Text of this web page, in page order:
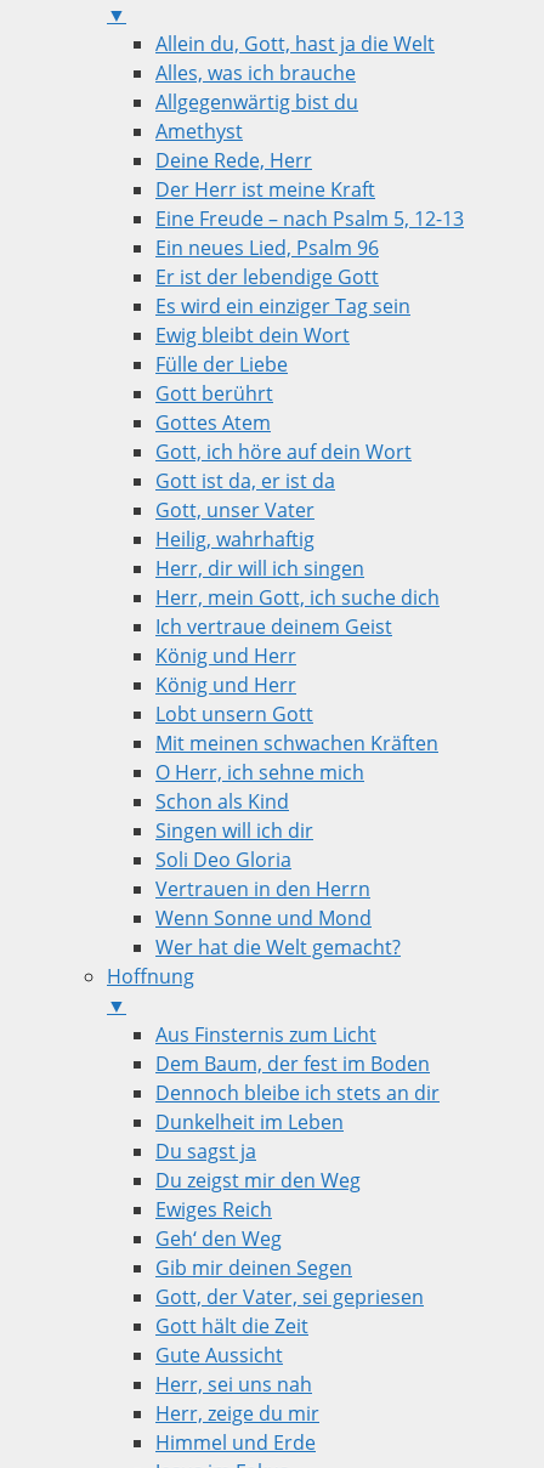
▼
Allein du, Gott, hast ja die Welt
Alles, was ich brauche
Allgegenwärtig bist du
Amethyst
Deine Rede, Herr
Der Herr ist meine Kraft
Eine Freude – nach Psalm 5, 12-13
Ein neues Lied, Psalm 96
Er ist der lebendige Gott
Es wird ein einziger Tag sein
Ewig bleibt dein Wort
Fülle der Liebe
Gott berührt
Gottes Atem
Gott, ich höre auf dein Wort
Gott ist da, er ist da
Gott, unser Vater
Heilig, wahrhaftig
Herr, dir will ich singen
Herr, mein Gott, ich suche dich
Ich vertraue deinem Geist
König und Herr
König und Herr
Lobt unsern Gott
Mit meinen schwachen Kräften
O Herr, ich sehne mich
Schon als Kind
Singen will ich dir
Soli Deo Gloria
Vertrauen in den Herrn
Wenn Sonne und Mond
Wer hat die Welt gemacht?
Hoffnung
▼
Aus Finsternis zum Licht
Dem Baum, der fest im Boden
Dennoch bleibe ich stets an dir
Dunkelheit im Leben
Du sagst ja
Du zeigst mir den Weg
Ewiges Reich
Geh‘ den Weg
Gib mir deinen Segen
Gott, der Vater, sei gepriesen
Gott hält die Zeit
Gute Aussicht
Herr, sei uns nah
Herr, zeige du mir
Himmel und Erde